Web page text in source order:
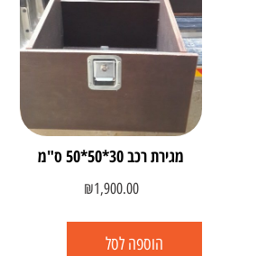
מגירת רכב 30*50*50 ס"מ
₪1,900.00
הוספה לסל